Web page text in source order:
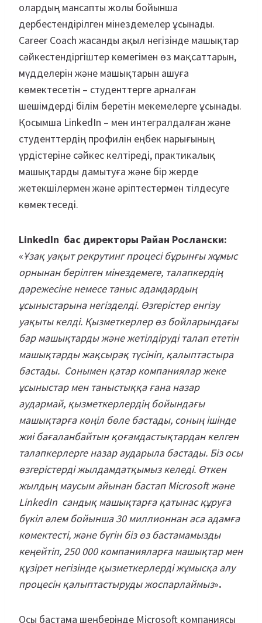
олардың мансапты жолы бойынша
дербестендірілген мінездемелер ұсынады.
Career Coach жасанды ақыл негізінде машықтар
сәйкестендіргіштер көмегімен өз мақсаттарын,
мүдделерін және машықтарын ашуға
көмектесетін – студенттерге арналған
шешімдерді білім беретін мекемелерге ұсынады.
Қосымша LinkedIn – мен интегралдалған және
студенттердің профилін еңбек нарығының
үрдістеріне сәйкес келтіреді, практикалық
машықтарды дамытуға және бір жерде
жетекшілермен және әріптестермен тілдесуге
көмектеседі.
LinkedIn бас директоры Райан Рослански:
«Ұзақ уақыт рекрутинг процесі бұрынғы жұмыс
орнынан берілген мінездемеге, талапкердің
дәрежесіне немесе таныс адамдардың
ұсыныстарына негізделді. Өзгерістер енгізу
уақыты келді. Қызметкерлер өз бойларындағы
бар машықтарды және жетілдіруді талап ететін
машықтарды жақсырақ түсініп, қалыптастыра
бастады. Сонымен қатар компаниялар жеке
ұсыныстар мен таныстыққа ғана назар
аудармай, қызметкерлердің бойындағы
машықтарға көңіл бөле бастады, соның ішінде
жиі бағаланбайтын қоғамдастықтардан келген
талапкерлерге назар аударыла бастады. Біз осы
өзгерістерді жылдамдатқымыз келеді. Өткен
жылдың маусым айынан бастап Microsoft және
LinkedIn сандық машықтарға қатынас құруға
бүкіл әлем бойынша 30 миллионнан аса адамға
көмектесті, және бүгін біз өз бастамамызды
кеңейтіп, 250 000 компанияларға машықтар мен
құзірет негізінде қызметкерлерді жұмысқа алу
процесін қалыптастыруды жоспарлаймыз».
Осы бастама шеңберінде Microsoft компаниясы